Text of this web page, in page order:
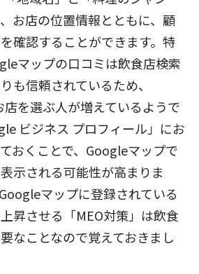
お店の位置情報とともに、顧
確認することができます。特
マップの口コミは飲食店検索
も信頼されているため、
を選ぶ人が増えているようで
ビジネス プロフィール」にお
おくことで、Googleマップで
示される可能性が高まりま
マップに登録されている
昇させる「MEO対策」は飲食
なことなので覚えておきまし